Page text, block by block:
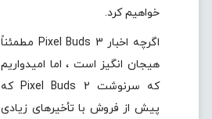
خواهیم کرد.
اگرچه اخبار Pixel Buds 3 مطمئناً
هیجان انگیز است ، اما امیدواریم
که سرنوشت Pixel Buds 2 که
پیش از فروش با تأخیرهای زیادی